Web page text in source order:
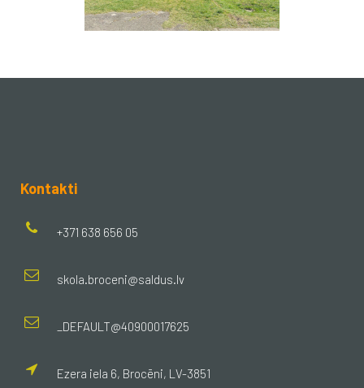
Kontakti
+371 638 656 05
skola.broceni@saldus.lv
_DEFAULT@40900017625
Ezera iela 6, Brocēni, LV-3851